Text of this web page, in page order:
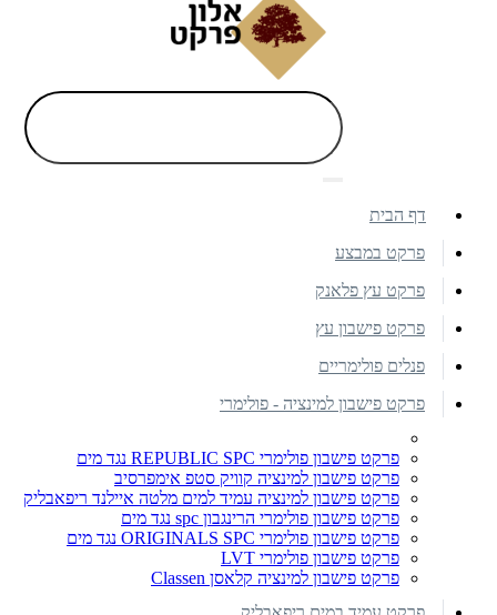
דף הבית
פרקט במבצע
פרקט עץ פלאנק
פרקט פישבון עץ
פנלים פולימריים
פרקט פישבון למינציה - פולימרי
פרקט פישבון פולימרי REPUBLIC SPC נגד מים
פרקט פישבון למינציה קוויק סטפ אימפרסיב
פרקט פישבון למינציה עמיד למים מלטה איילנד ריפאבליק
פרקט פישבון פולימרי הרינגבון spc נגד מים
פרקט פישבון פולימרי ORIGINALS SPC נגד מים
פרקט פישבון פולימרי LVT
פרקט פישבון למינציה קלאסן Classen